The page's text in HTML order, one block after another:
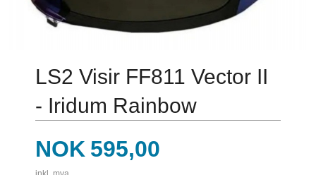
LS2 Visir FF811 Vector II
- Iridum Rainbow
Pris
NOK 595,00